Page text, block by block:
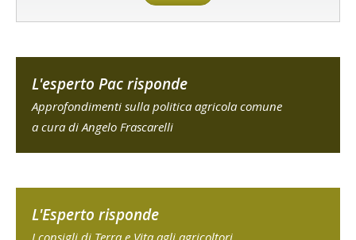
L'esperto Pac risponde
Approfondimenti sulla politica agricola comune
a cura di Angelo Frascarelli
L'Esperto risponde